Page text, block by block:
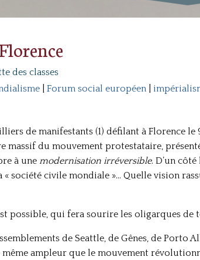
des classes
| Forum social européen|
de manifestants (1) défilant à Florence
massif du mouvement protestataire,
à une modernisation irréversible. D’un
« société civile mondiale »… Quelle vision
possible, qui fera sourire les oligarques de
de Seattle, de Gênes, de Porto
ampleur que le mouvement